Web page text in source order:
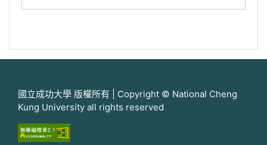
國立成功大學 版權所有 | Copyright © National Cheng
Kung University all rights reserved